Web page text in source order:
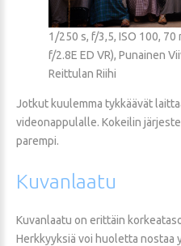
1/250 s, f/3,5, ISO 100, 70
f/2.8E ED VR), Punainen
Reittulan Riihi
Jotkut kuulemma tykkäävät
videonappulalle. Kokeilin
parempi.
Kuvanlaatu
Kuvanlaatu on erittäin
Herkkyyksiä voi huoletta nostaa